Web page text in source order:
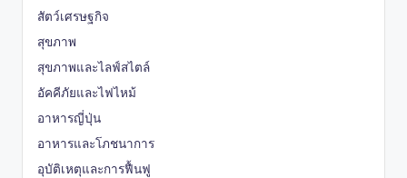
สัตว์เศรษฐกิจ
สุขภาพ
สุขภาพและไลฟ์สไตล์
อัคคีภัยและไฟไหม้
อาหารญี่ปุ่น
อาหารและโภชนาการ
อุบัติเหตุและการฟื้นฟู